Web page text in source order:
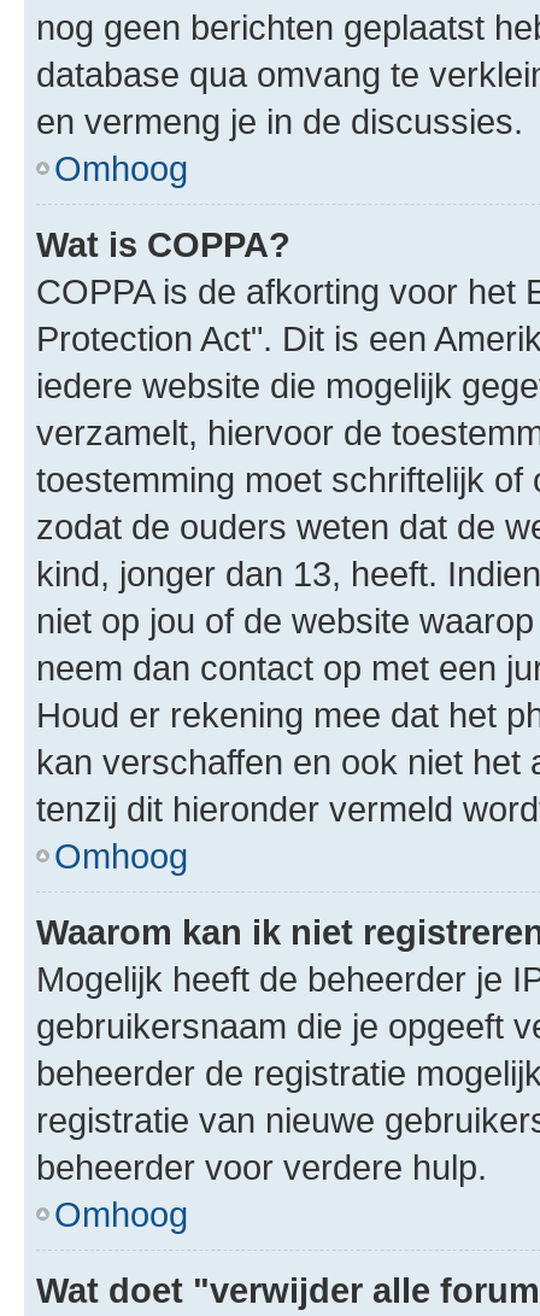
nog geen berichten geplaatst
database qua omvang te
en vermeng je in de discussies.
Omhoog
Wat is COPPA?
COPPA is de afkorting voor het
Protection Act". Dit is een
iedere website die mogelijk
verzamelt, hiervoor de
toestemming moet schriftelijk
zodat de ouders weten dat de
kind, jonger dan 13, heeft.
niet op jou of de website
neem dan contact op met een
Houd er rekening mee dat het
kan verschaffen en ook niet
tenzij dit hieronder vermeld
Omhoog
Waarom kan ik niet
Mogelijk heeft de beheerder je
gebruikersnaam die je opgeeft
beheerder de registratie
registratie van nieuwe
beheerder voor verdere hulp.
Omhoog
Wat doet "verwijder alle